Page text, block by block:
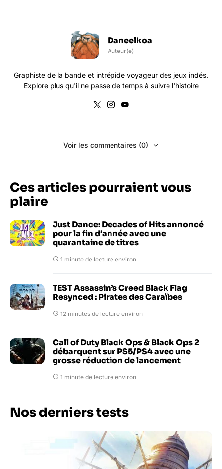
Daneelkoa
Auteur(e)
Graphiste de la bande et intrépide voyageur des jeux indés.
Explore plus qu'il ne passe de temps à suivre l'histoire
Voir les commentaires (0)
Ces articles pourraient vous
plaire
Just Dance: Decades of Hits annoncé
pour la fin d’année avec une
quarantaine de titres
1 minute de lecture environ
TEST Assassin’s Creed Black Flag
Resynced : Pirates des Caraïbes
12 minutes de lecture environ
Call of Duty Black Ops & Black Ops 2
débarquent sur PS5/PS4 avec une
grosse réduction de lancement
1 minute de lecture environ
Nos derniers tests